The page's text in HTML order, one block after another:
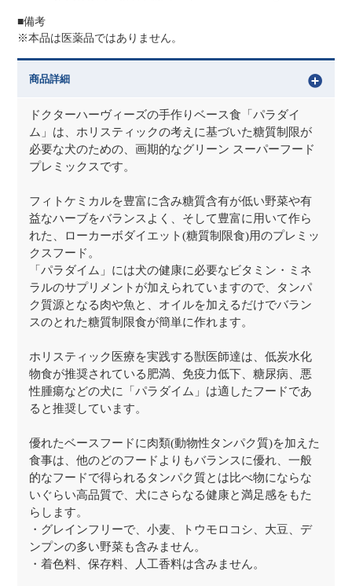
■備考
※本品は医薬品ではありません。
商品詳細
ドクターハーヴィーズの手作りベース食「パラダイ
ム」は、ホリスティックの考えに基づいた糖質制限が
必要な犬のための、画期的なグリーン スーパーフード
プレミックスです。
フィトケミカルを豊富に含み糖質含有が低い野菜や有
益なハーブをバランスよく、そして豊富に用いて作ら
れた、ローカーボダイエット(糖質制限食)用のプレミッ
クスフード。
「パラダイム」には犬の健康に必要なビタミン・ミネ
ラルのサプリメントが加えられていますので、タンパ
ク質源となる肉や魚と、オイルを加えるだけでバラン
スのとれた糖質制限食が簡単に作れます。
ホリスティック医療を実践する獣医師達は、低炭水化
物食が推奨されている肥満、免疫力低下、糖尿病、悪
性腫瘍などの犬に「パラダイム」は適したフードであ
ると推奨しています。
優れたベースフードに肉類(動物性タンパク質)を加えた
食事は、他のどのフードよりもバランスに優れ、一般
的なフードで得られるタンパク質とは比べ物にならな
いぐらい高品質で、犬にさらなる健康と満足感をもた
らします。
・グレインフリーで、小麦、トウモロコシ、大豆、デ
ンプンの多い野菜も含みません。
・着色料、保存料、人工香料は含みません。